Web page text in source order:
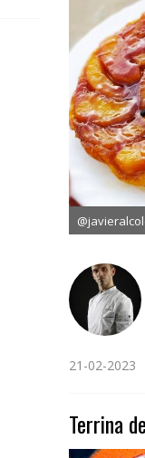
21-02-2023
Terrina